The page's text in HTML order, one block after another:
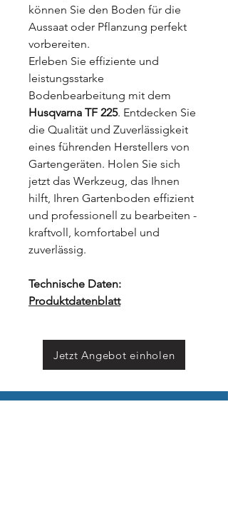
können Sie den Boden für die
Aussaat oder Pflanzung perfekt
vorbereiten.
Erleben Sie effiziente und
leistungsstarke
Bodenbearbeitung mit dem
Husqvarna TF 225. Entdecken Sie
die Qualität und Zuverlässigkeit
eines führenden Herstellers von
Gartengeräten. Holen Sie sich
jetzt das Werkzeug, das Ihnen
hilft, Ihren Gartenboden effizient
und professionell zu bearbeiten -
kraftvoll, komfortabel und
zuverlässig.
Technische Daten:
Produktdatenblatt
Jetzt Angebot einholen